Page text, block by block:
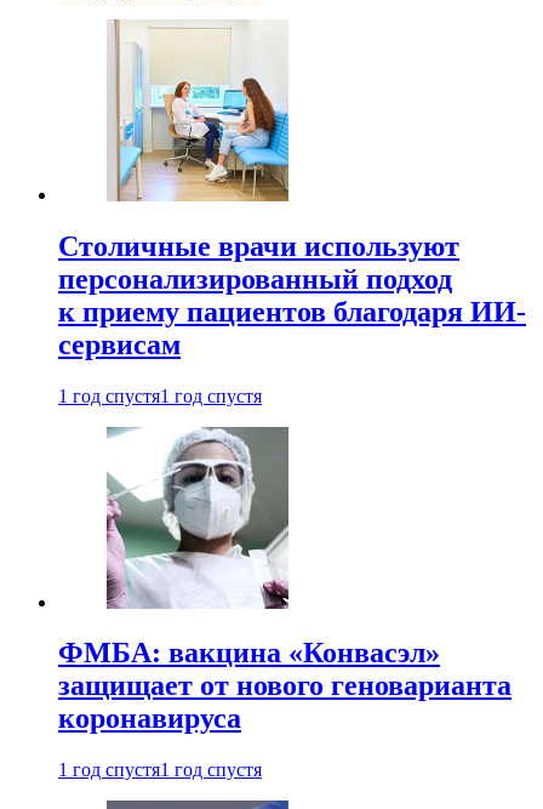
Столичные врачи используют
персонализированный подход
к приему пациентов благодаря ИИ-
сервисам
1 год спустя1 год спустя
ФМБА: вакцина «Конвасэл»
защищает от нового геноварианта
коронавируса
1 год спустя1 год спустя